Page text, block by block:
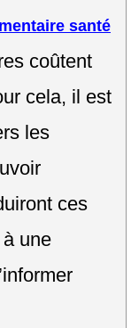
santé
coûtent
cela, il est
les
ces
une